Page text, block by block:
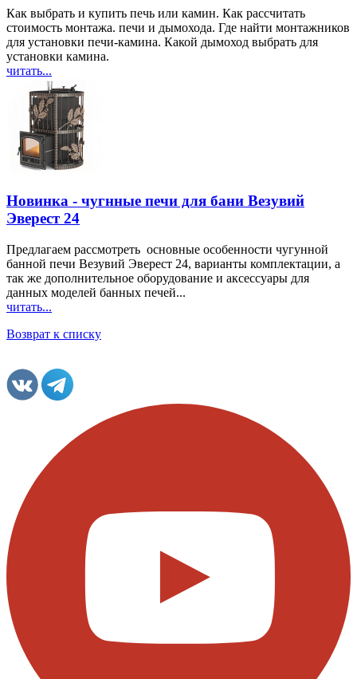
Как выбрать и купить печь или камин. Как рассчитать
стоимость монтажа. печи и дымохода. Где найти монтажников
для установки печи-камина. Какой дымоход выбрать для
установки камина.
читать...
Новинка - чугнные печи для бани Везувий
Эверест 24
Предлагаем рассмотреть основные особенности чугунной
банной печи Везувий Эверест 24, варианты комплектации, а
так же дополнительное оборудование и аксессуары для
данных моделей банных печей...
читать...
Возврат к списку